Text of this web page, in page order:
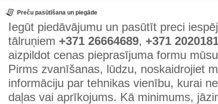
Preču pasūtīšana un piegāde
Iegūt piedāvājumu un pasūtīt preci
tālruņiem +371 26664689, +371
aizpildot cenas pieprasījuma formu
Pirms zvanīšanas, lūdzu, noskaidrojiet
informāciju par tehnikas vienību, kurai
daļas vai aprīkojums. Kā minimums,